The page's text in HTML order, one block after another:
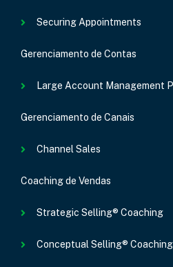
Securing Appointments
Gerenciamento de Contas
Large Account Management
Gerenciamento de Canais
Channel Sales
Coaching de Vendas
Strategic Selling® Coaching
Conceptual Selling® Coaching